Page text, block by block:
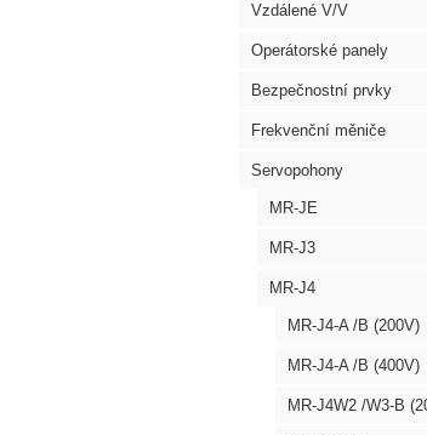
Vzdálené V/V
Operátorské panely
Bezpečnostní prvky
Frekvenční měniče
Servopohony
MR-JE
MR-J3
MR-J4
MR-J4-A /B (200V)
MR-J4-A /B (400V)
MR-J4W2 /W3-B